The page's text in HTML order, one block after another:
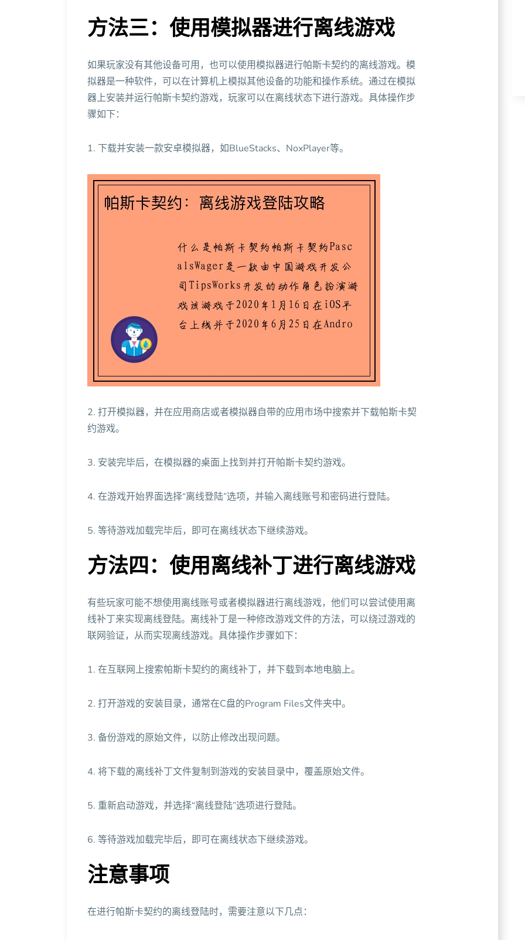
方法三：使用模拟器进行离线游戏
如果玩家没有其他设备可用，也可以使用模拟器进行帕斯卡契约的离线游戏。模
拟器是一种软件，可以在计算机上模拟其他设备的功能和操作系统。通过在模拟
器上安装并运行帕斯卡契约游戏，玩家可以在离线状态下进行游戏。具体操作步
骤如下：
1. 下载并安装一款安卓模拟器，如BlueStacks、NoxPlayer等。
2. 打开模拟器，并在应用商店或者模拟器自带的应用市场中搜索并下载帕斯卡契
约游戏。
3. 安装完毕后，在模拟器的桌面上找到并打开帕斯卡契约游戏。
4. 在游戏开始界面选择“离线登陆”选项，并输入离线账号和密码进行登陆。
5. 等待游戏加载完毕后，即可在离线状态下继续游戏。
方法四：使用离线补丁进行离线游戏
有些玩家可能不想使用离线账号或者模拟器进行离线游戏，他们可以尝试使用离
线补丁来实现离线登陆。离线补丁是一种修改游戏文件的方法，可以绕过游戏的
联网验证，从而实现离线游戏。具体操作步骤如下：
1. 在互联网上搜索帕斯卡契约的离线补丁，并下载到本地电脑上。
2. 打开游戏的安装目录，通常在C盘的Program Files文件夹中。
3. 备份游戏的原始文件，以防止修改出现问题。
4. 将下载的离线补丁文件复制到游戏的安装目录中，覆盖原始文件。
5. 重新启动游戏，并选择“离线登陆”选项进行登陆。
6. 等待游戏加载完毕后，即可在离线状态下继续游戏。
注意事项
在进行帕斯卡契约的离线登陆时，需要注意以下几点：